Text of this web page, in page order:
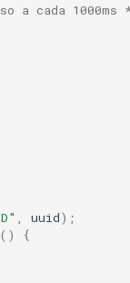
a cada 1000ms
uuid);
()
{